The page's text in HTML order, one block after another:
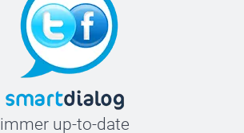
immer up-to-date